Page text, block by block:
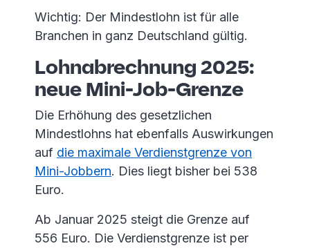
Wichtig: Der Mindestlohn ist für alle
Branchen in ganz Deutschland gültig.
Lohnabrechnung 2025:
neue Mini-Job-Grenze
Die Erhöhung des gesetzlichen
Mindestlohns hat ebenfalls Auswirkungen
auf die maximale Verdienstgrenze von
Mini-Jobbern. Dies liegt bisher bei 538
Euro.
Ab Januar 2025 steigt die Grenze auf
556 Euro. Die Verdienstgrenze ist per